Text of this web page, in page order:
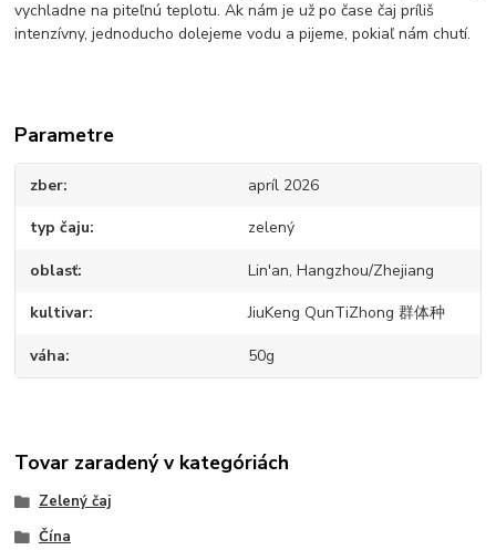
vychladne na piteľnú teplotu. Ak nám je už po čase čaj príliš
intenzívny, jednoducho dolejeme vodu a pijeme, pokiaľ nám chutí.
Parametre
zber apríl 2026
typ čaju zelený
oblasť Lin'an, Hangzhou/Zhejiang
kultivar JiuKeng QunTiZhong 群体种
váha 50g
Tovar zaradený v kategóriách
Zelený čaj
Čína